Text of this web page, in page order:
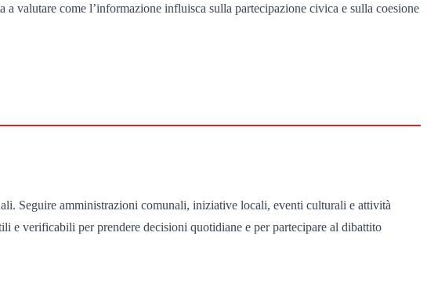
valutare come l’informazione influisca sulla partecipazione civica e sulla coesione
Seguire amministrazioni comunali, iniziative locali, eventi culturali e attività
e verificabili per prendere decisioni quotidiane e per partecipare al dibattito